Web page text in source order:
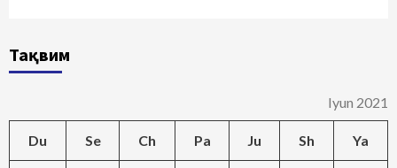
Тақвим
Iyun 2021
Du Se Ch Pa Ju Sh Ya